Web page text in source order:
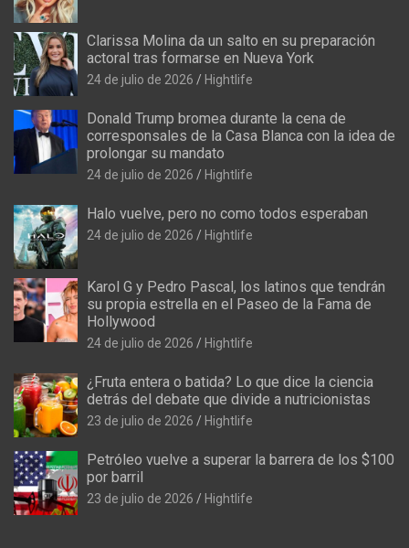
Clarissa Molina da un salto en su preparación
actoral tras formarse en Nueva York
24 de julio de 2026 Hightlife
Donald Trump bromea durante la cena de
corresponsales de la Casa Blanca con la idea de
prolongar su mandato
24 de julio de 2026 Hightlife
Halo vuelve, pero no como todos esperaban
24 de julio de 2026 Hightlife
Karol G y Pedro Pascal, los latinos que tendrán
su propia estrella en el Paseo de la Fama de
Hollywood
24 de julio de 2026 Hightlife
¿Fruta entera o batida? Lo que dice la ciencia
detrás del debate que divide a nutricionistas
23 de julio de 2026 Hightlife
Petróleo vuelve a superar la barrera de los $100
por barril
23 de julio de 2026 Hightlife